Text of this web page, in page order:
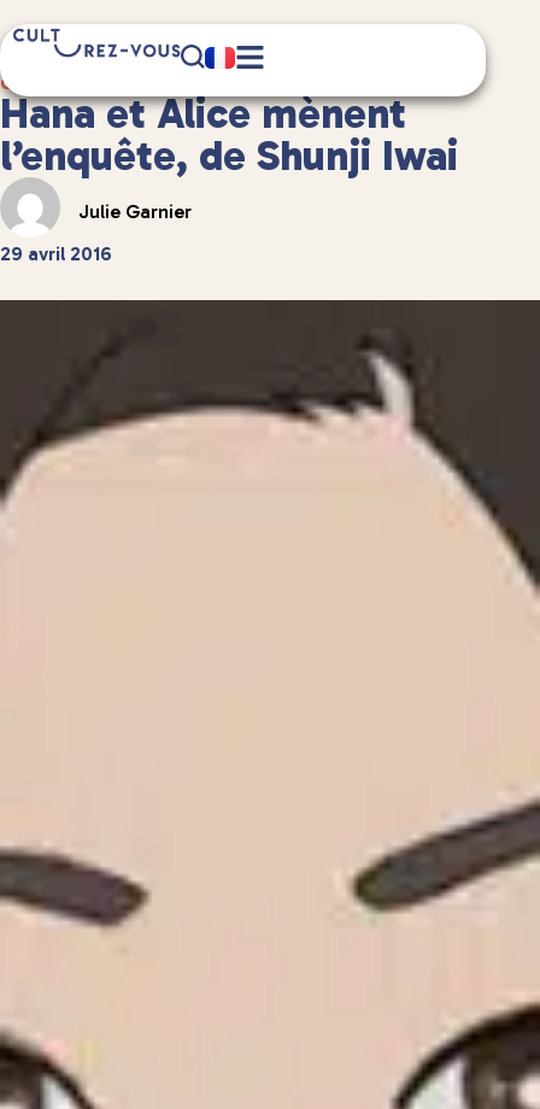
Culture
4 minute(s) de lecture
Hana et Alice mènent
l’enquête, de Shunji Iwai
Julie Garnier
29 avril 2016